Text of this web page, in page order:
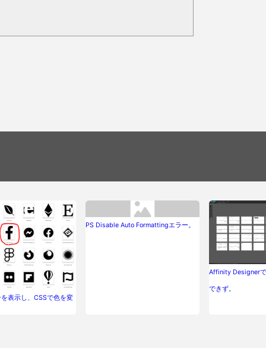
表示し、CSSで色を変
PS Disable Auto Formattingエラー。
Affinity Designer
できず。